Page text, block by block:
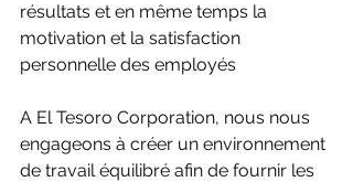
résultats et en même temps la
motivation et la satisfaction
personnelle des employés
A El Tesoro Corporation, nous nous
engageons à créer un environnement
de travail équilibré afin de fournir les